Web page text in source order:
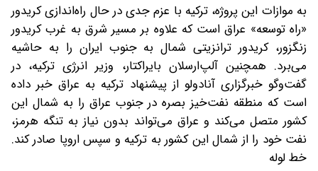
به موازات این پروژه، ترکیه با عزم جدی در حال راه‌اندازی کریدور
«راه توسعه» عراق است که علاوه بر مسیر شرق به غرب کریدور
زنگزور، کریدور ترانزیتی شمال به جنوب ایران را به حاشیه
می‌برد. همچنین آلپ‌ارسلان بایراکتار، وزیر انرژی ترکیه، در
گفت‌وگو خبرگزاری آنادولو از پیشنهاد ترکیه به عراق خبر داده
است که منطقه نفت‌خیز بصره در جنوب عراق را به شمال این
کشور متصل می‌کند و عراق می‌تواند بدون نیاز به تنگه هرمز،
نفت خود را از شمال این کشور به ترکیه و سپس ‌اروپا صادر کند.
خط لوله